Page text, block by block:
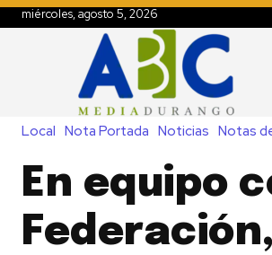
miércoles, agosto 5, 2026
Local Nota Portada Noticias Notas
En equipo